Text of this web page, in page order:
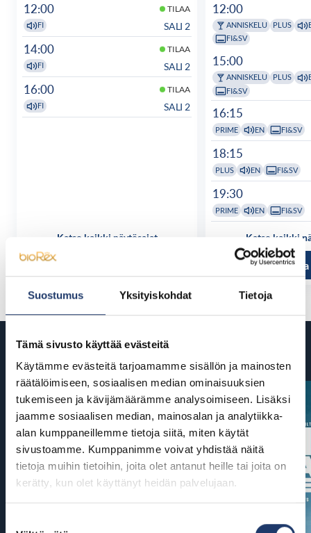
Suostumus Yksityiskohdat Tietoja
Tämä sivusto käyttää evästeitä
Käytämme evästeitä tarjoamamme sisällön ja mainosten
räätälöimiseen, sosiaalisen median ominaisuuksien
tukemiseen ja kävijämäärämme analysoimiseen. Lisäksi
jaamme sosiaalisen median, mainosalan ja analytiikka-
alan kumppaneillemme tietoja siitä, miten käytät
sivustoamme. Kumppanimme voivat yhdistää näitä
tietoja muihin tietoihin, joita olet antanut heille tai joita on
kerätty, kun olet käyttänyt heidän palvelujaan.
12:00 TILAA
FI SALI 2
14:00 TILAA
FI SALI 2
16:00 TILAA
FI SALI 2
Katso kaikki näytösajat
12:00
ANNISKELU PLUS
FI&SV
15:00
ANNISKELU PLUS
FI&SV
16:15
PRIME EN FI&SV
18:15
PLUS EN FI&SV
19:30
PRIME EN FI&SV
Katso kaikki
Tutustu ja
Tulossa